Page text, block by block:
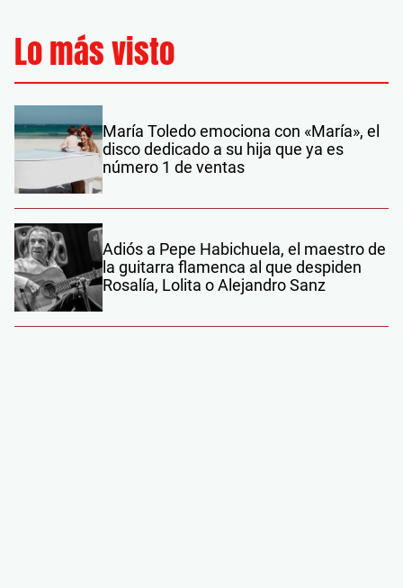
Lo más visto
María Toledo emociona con «María», el
disco dedicado a su hija que ya es
número 1 de ventas
Adiós a Pepe Habichuela, el maestro de
la guitarra flamenca al que despiden
Rosalía, Lolita o Alejandro Sanz